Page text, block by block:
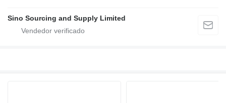
Sino Sourcing and Supply Limited